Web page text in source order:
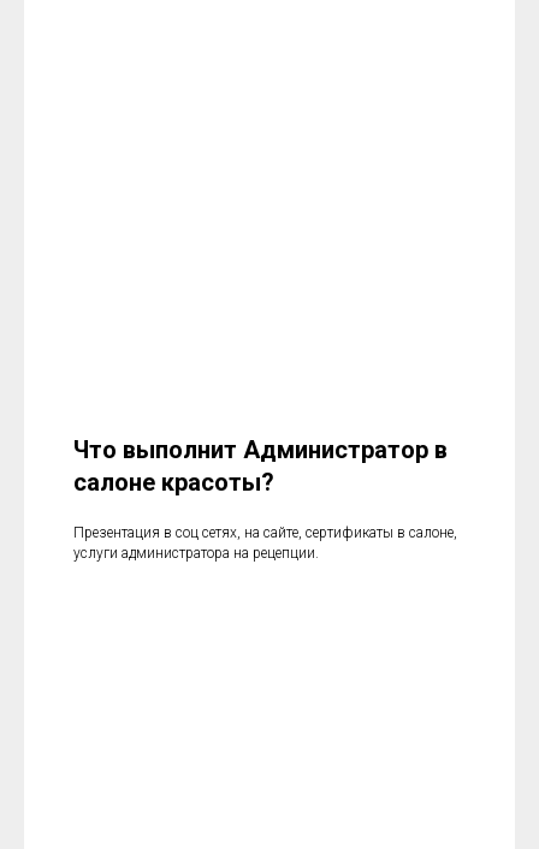
Что выполнит Администратор в
салоне красоты?
Презентация в соц сетях, на сайте, сертификаты в салоне,
услуги администратора на рецепции.